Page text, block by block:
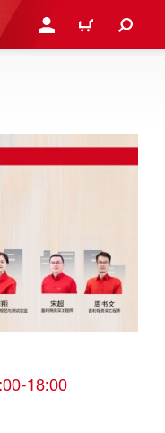
登录或注册购物车
18:00